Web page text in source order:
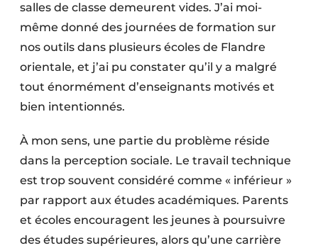
salles de classe demeurent vides. J’ai moi-
même donné des journées de formation sur
nos outils dans plusieurs écoles de Flandre
orientale, et j’ai pu constater qu’il y a malgré
tout énormément d’enseignants motivés et
bien intentionnés.
À mon sens, une partie du problème réside
dans la perception sociale. Le travail technique
est trop souvent considéré comme « inférieur »
par rapport aux études académiques. Parents
et écoles encouragent les jeunes à poursuivre
des études supérieures, alors qu’une carrière